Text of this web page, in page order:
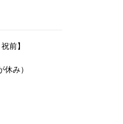
前】
み）